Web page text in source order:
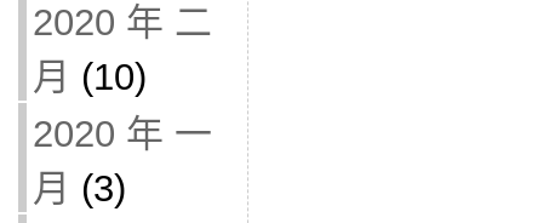
2020 年 二
月 (10)
2020 年 一
月 (3)